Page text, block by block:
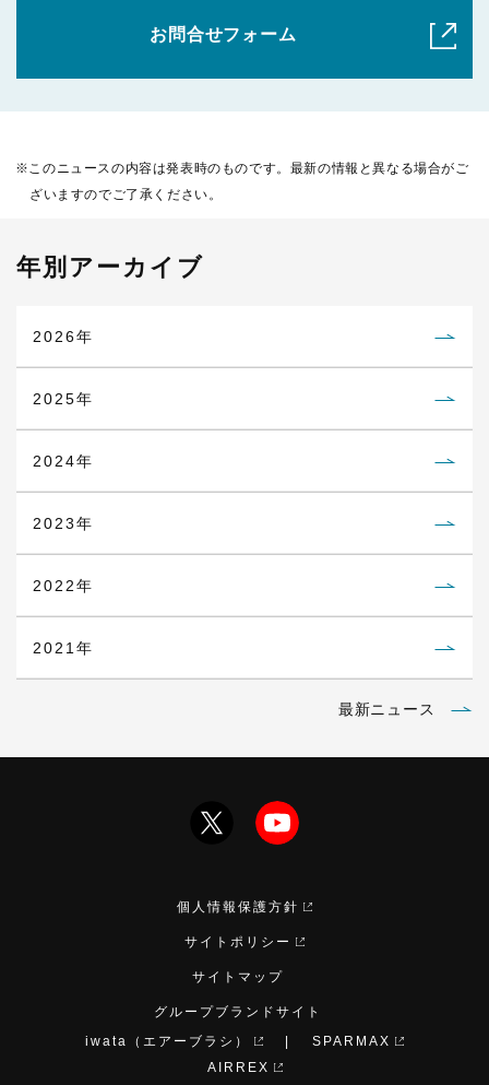
お問合せフォーム
このニュースの内容は発表時のものです。最新の情報と異なる場合がご
ざいますのでご了承ください。
年別アーカイブ
2026年
2025年
2024年
2023年
2022年
2021年
最新ニュース
個人情報保護方針
サイトポリシー
サイトマップ
グループブランドサイト
iwata（エアーブラシ）
SPARMAX
AIRREX